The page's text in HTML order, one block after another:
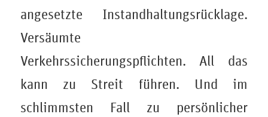
angesetzte Instandhaltungsrücklage.
Versäumte
Verkehrssicherungspflichten. All das
kann zu Streit führen. Und im
schlimmsten Fall zu persönlicher